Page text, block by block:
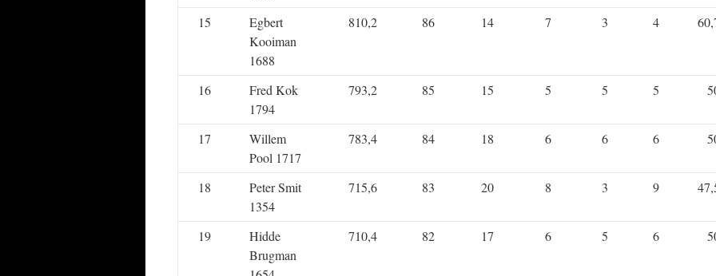
15
Egbert
Kooiman
1688
810,2 86 14 7 3 4
16
Fred Kok
1794
793,2 85 15 5 5 5
17
Willem
Pool 1717
783,4 84 18 6 6 6
18
Peter Smit
1354
715,6 83 20 8 3 9
19
Hidde
Brugman
710,4 82 17 6 5 6